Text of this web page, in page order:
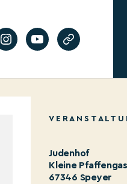
Judenhof
Kleine
67346 Speyer